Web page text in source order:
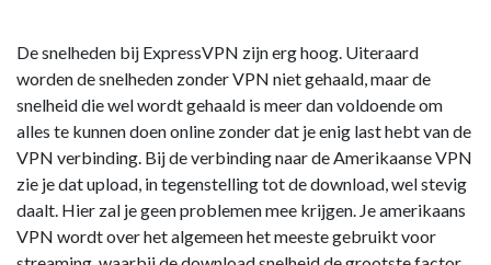
De snelheden bij ExpressVPN zijn erg hoog. Uiteraard
worden de snelheden zonder VPN niet gehaald, maar de
snelheid die wel wordt gehaald is meer dan voldoende om
alles te kunnen doen online zonder dat je enig last hebt van de
VPN verbinding. Bij de verbinding naar de Amerikaanse VPN
zie je dat upload, in tegenstelling tot de download, wel stevig
daalt. Hier zal je geen problemen mee krijgen. Je amerikaans
VPN wordt over het algemeen het meeste gebruikt voor